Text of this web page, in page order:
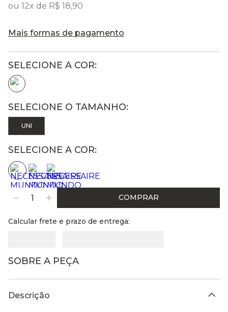
ou 12x de R$ 18,90
Mais formas de pagamento
UNI
SELECIONE A COR:
COMPRAR
Calcular frete e prazo de entrega:
SOBRE A PEÇA
Descrição